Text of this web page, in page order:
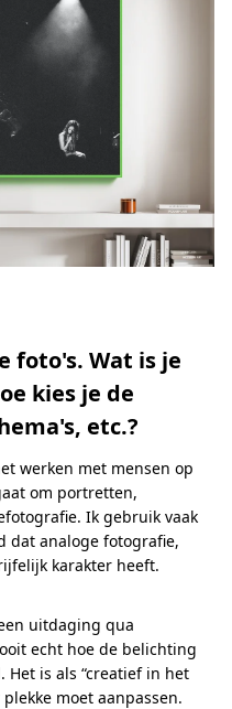
foto's. Wat is je
kies je de
etc.?
werken met mensen op
om portretten,
Ik gebruik vaak
dat analoge fotografie,
karakter heeft.
uitdaging qua
echt hoe de belichting
is als “creatief in het
moet aanpassen.